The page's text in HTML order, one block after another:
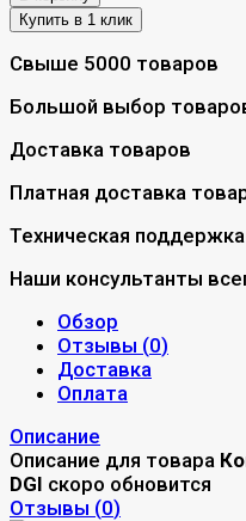
Свыше 5000 товаров
Большой выбор
Доставка товаров
Платная доставка
Техническая поддержка
Наши консультанты
Обзор
Отзывы (0)
Доставка
Оплата
Описание
Описание для товара
DGI скоро обновится
Отзывы (0)